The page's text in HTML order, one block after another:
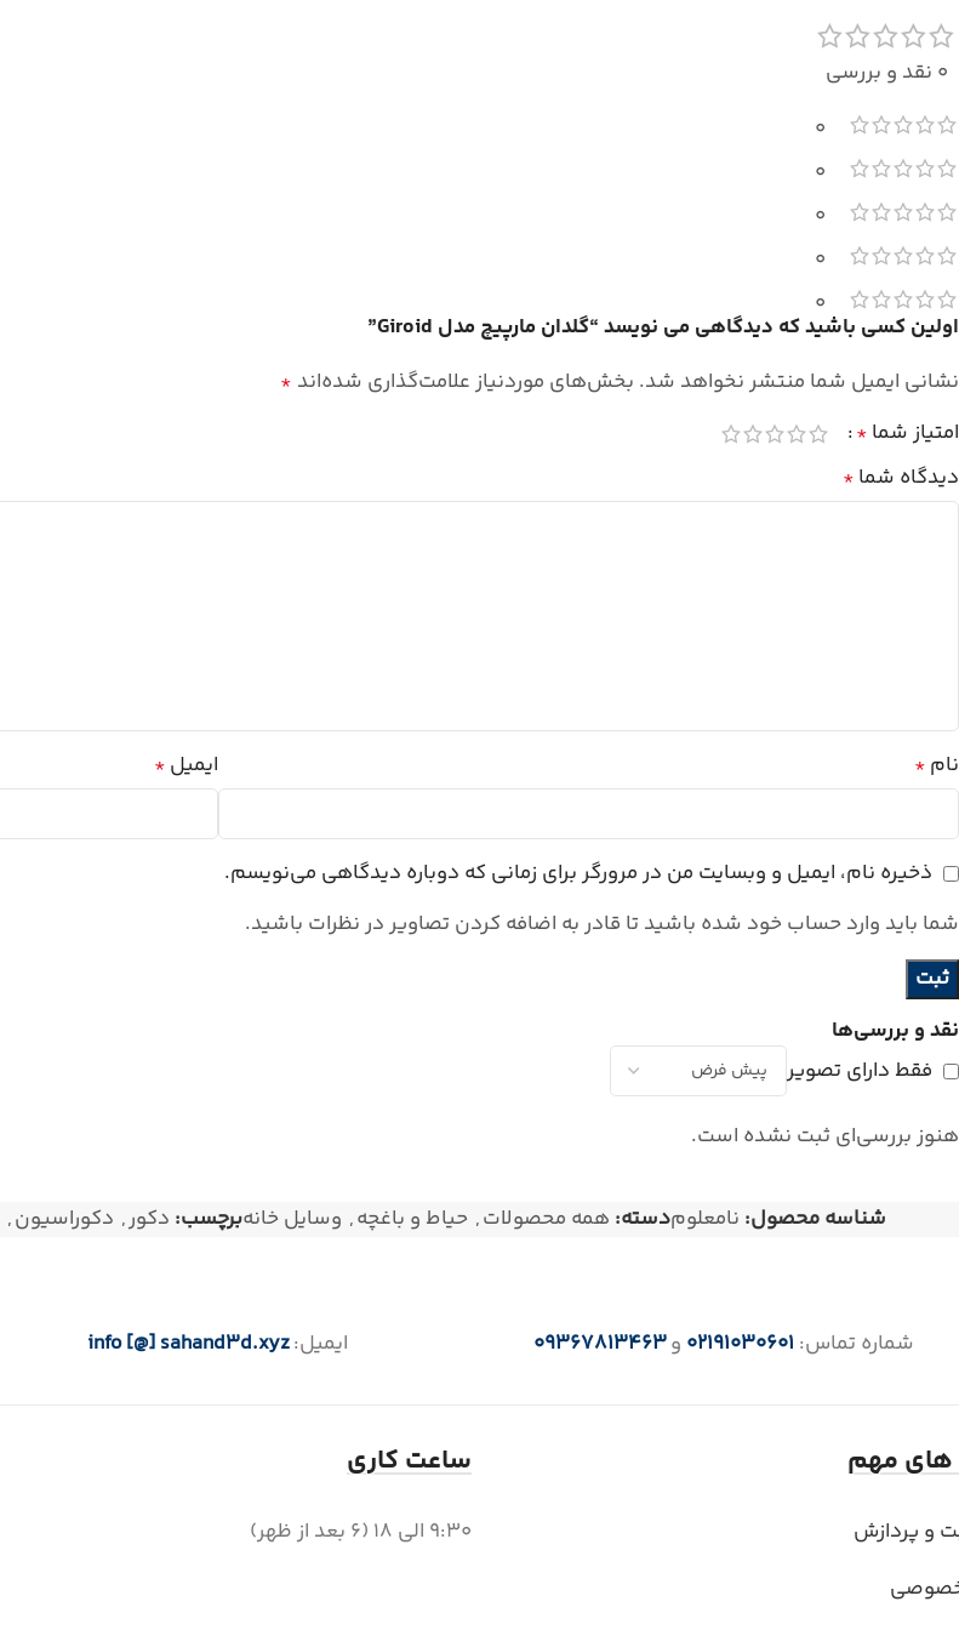
0 نقد و بررسی
0
0
0
0
0
نقد و بررسی‌ها
فقط دارای تصویر
هنوز بررسی‌ای ثبت نشده است.
اولین کسی باشید که دیدگاهی می نویسد “گلدان مارپیچ مدل Giroid”
نشانی ایمیل شما منتشر نخواهد شد. بخش‌های موردنیاز علامت‌گذاری شده‌اند *
امتیاز شما *
دیدگاه شما *
نام * ایمیل *
ذخیره نام، ایمیل و وبسایت من در مرورگر برای زمانی که دوباره دیدگاهی می‌نویسم.
شما باید وارد حساب خود شده باشید تا قادر به اضافه کردن تصاویر در نظرات باشید.
شناسه محصول: نامعلومدسته: همه محصولات, حیاط و باغچه, وسایل خانهبرچسب: دکور, دکوراسیون,
ایمیل:info [@] sahand3d.xyz شماره تماس: 02191030601 و09367813463
ساعت کاری
9:30 الی 18 (6 بعد از ظهر)
های مهم
و پردازش